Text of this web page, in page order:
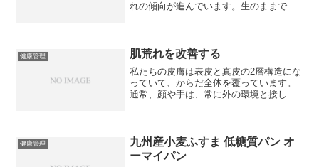
れの傾向が進んでいます。生のままで食
して、メイン料理の付け合...
健康管理 肌荒れを改善する
私たちの皮膚は表皮と真皮の2層構造にな
っていて、からだ全体を覆っています。
通常、顔や手は、常に外の環境と接して
は、皮膚が、厚い部分でも...
健康管理
九州産小麦ふすま 低糖質パン オ
ーマイパン